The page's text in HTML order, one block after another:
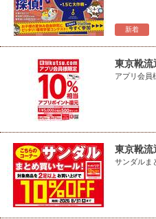
新着
東京靴流
アプリ会員
東京靴流
サンダルま